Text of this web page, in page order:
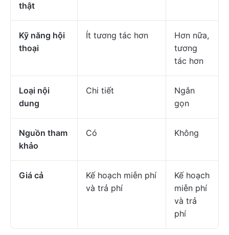
thật
Kỹ năng hội
thoại
Ít tương tác hơn
Hơn nữa,
tương
tác hơn
Loại nội
dung
Chi tiết
Ngắn
gọn
Nguồn tham
khảo
Có Không
Giá cả
Kế hoạch miễn phí
và trả phí
Kế hoạch
miễn phí
và trả
phí